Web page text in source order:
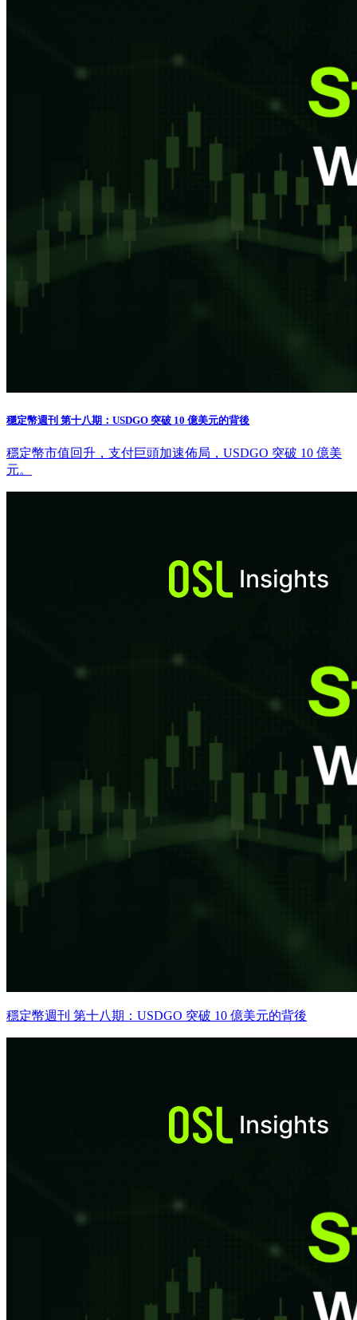
穩定幣週刊 第十八期：USDGO 突破 10 億美元的背後
穩定幣市值回升，支付巨頭加速佈局，USDGO 突破 10 億美
元。
穩定幣週刊 第十八期：USDGO 突破 10 億美元的背後